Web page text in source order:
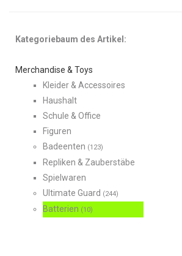
Kategoriebaum des Artikel:
Merchandise & Toys
Kleider & Accessoires
Haushalt
Schule & Office
Figuren
Badeenten (123)
Repliken & Zauberstäbe
Spielwaren
Ultimate Guard (244)
Batterien (10)